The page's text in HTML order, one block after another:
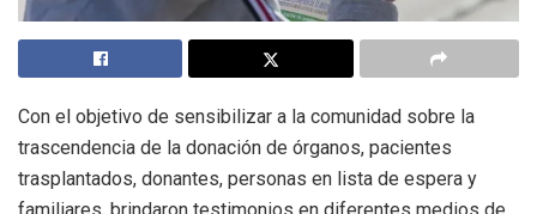
Con el objetivo de sensibilizar a la comunidad sobre la
trascendencia de la donación de órganos, pacientes
trasplantados, donantes, personas en lista de espera y